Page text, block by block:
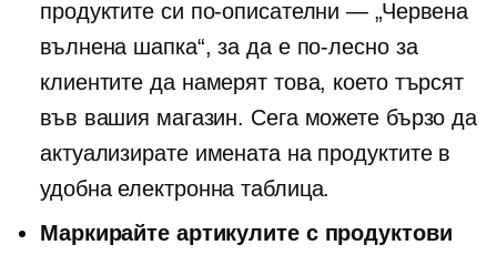
продуктите си по-описателни — „Червена
вълнена шапка“, за да е по-лесно за
клиентите да намерят това, което търсят
във вашия магазин. Сега можете бързо да
актуализирате имената на продуктите в
удобна електронна таблица.
Маркирайте артикулите с продуктови